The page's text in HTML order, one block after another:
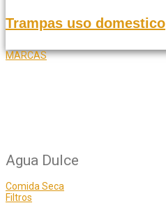
Trampas uso domestico
MARCAS
Agua Dulce
Comida Seca
Filtros